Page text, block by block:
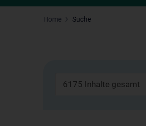
Home Suche
6175 Inhalte gesamt